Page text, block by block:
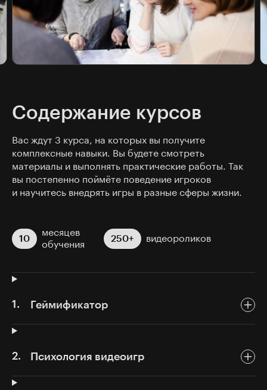
Содержание курсов
Вас ждут 3 курса, на которых вы получите
комплексные навыки. Вы будете смотреть
материалы и выполнять практические работы. Так
вы постепенно поймёте поведение игроков
и научитесь внедрять игры в разные сферы жизни.
10
месяцев
обучения
250+ видеороликов
Геймификатор
Психология видеоигр